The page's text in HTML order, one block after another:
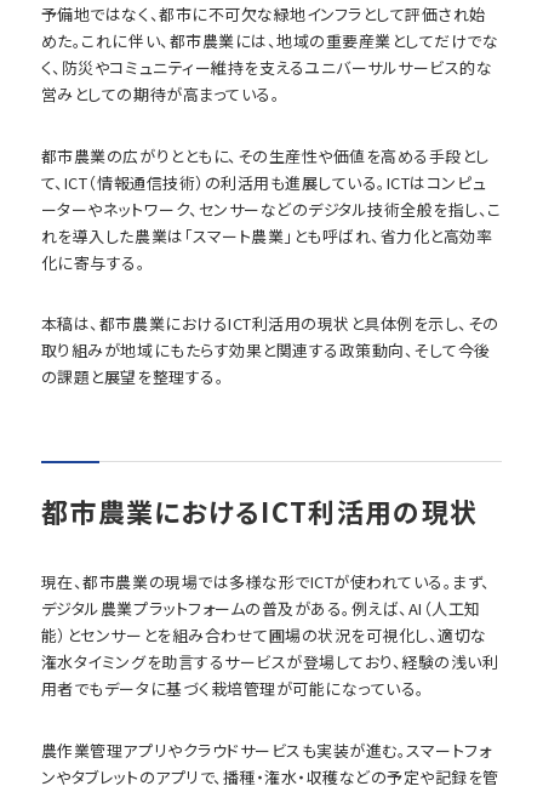
予備地ではなく、都市に不可欠な緑地インフラとして評価され始
めた。これに伴い、都市農業には、地域の重要産業としてだけでな
く、防災やコミュニティー維持を支えるユニバーサルサービス的な
営みとしての期待が高まっている。
都市農業の広がりとともに、その生産性や価値を高める手段とし
て、ICT（情報通信技術）の利活用も進展している。ICTはコンピュ
ーターやネットワーク、センサーなどのデジタル技術全般を指し、こ
れを導入した農業は「スマート農業」とも呼ばれ、省力化と高効率
化に寄与する。
本稿は、都市農業におけるICT利活用の現状と具体例を示し、その
取り組みが地域にもたらす効果と関連する政策動向、そして今後
の課題と展望を整理する。
都市農業におけるICT利活用の現状
現在、都市農業の現場では多様な形でICTが使われている。まず、
デジタル農業プラットフォームの普及がある。例えば、AI（人工知
能）とセンサーとを組み合わせて圃場の状況を可視化し、適切な
潅水タイミングを助言するサービスが登場しており、経験の浅い利
用者でもデータに基づく栽培管理が可能になっている。
農作業管理アプリやクラウドサービスも実装が進む。スマートフォ
ンやタブレットのアプリで、播種・潅水・収穫などの予定や記録を管